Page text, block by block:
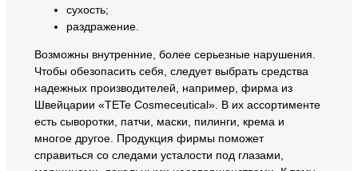
сухость;
раздражение.
Возможны внутренние, более серьезные нарушения.
Чтобы обезопасить себя, следует выбрать средства
надежных производителей, например, фирма из
Швейцарии «TETe Cosmeceutical». В их ассортименте
есть сыворотки, патчи, маски, пилинги, крема и
многое другое. Продукция фирмы поможет
справиться со следами усталости под глазами,